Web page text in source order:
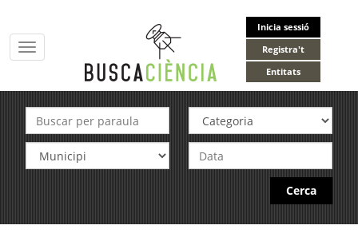
Inicia sessió
Registra't
Entitats
Toggle
navigation
Cerca